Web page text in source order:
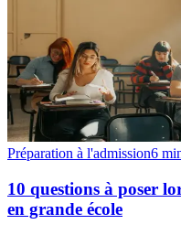
Préparation à l'admission6
10 questions à poser
en grande école